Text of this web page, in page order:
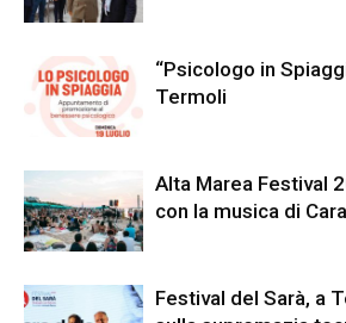
“Psicologo in
Termoli
Alta Marea Festival
con la musica di Cara
Festival del Sarà, a